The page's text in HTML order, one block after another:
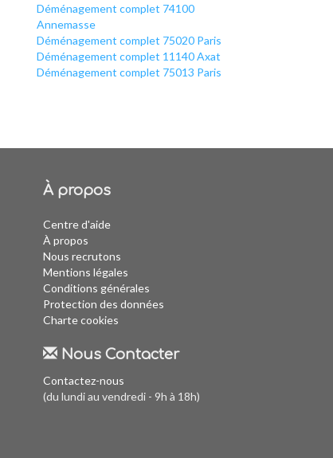
Déménagement complet 74100
Annemasse
Déménagement complet 75020 Paris
Déménagement complet 11140 Axat
Déménagement complet 75013 Paris
À propos
Centre d'aide
À propos
Nous recrutons
Mentions légales
Conditions générales
Protection des données
Charte cookies
Nous Contacter
Contactez-nous
(du lundi au vendredi - 9h à 18h)